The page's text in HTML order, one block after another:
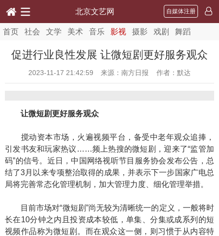
北京文艺网 自媒体注册
首页 社会 文学 美术 音乐 影视 摄影 戏剧 舞蹈
促进行业良性发展 让微短剧更好服务观众
2023-11-17 21:42:59 来源：南方日报 作者：默达
让微短剧更好服务观众
搅动资本市场，火遍视频平台，备受中老年观众追捧，
引发书友和玩家热议……频上热搜的微短剧，迎来了“监管加
码”的信号。近日，中国网络视听节目服务协会发布公告，总
结了3月以来专项整治取得的成果，并表示下一步国家广电总
局将完善常态化管理机制，加大管理力度、细化管理举措。
目前市场对“微短剧”尚无较为清晰统一的定义，一般将时
长在10分钟之内且投资成本较低，单集、分集或成系列的短
视频作品称为微短剧。而在观众这一侧，则习惯于从内容特